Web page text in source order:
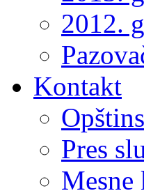
2012.
Kontakt
Pres
Mesne